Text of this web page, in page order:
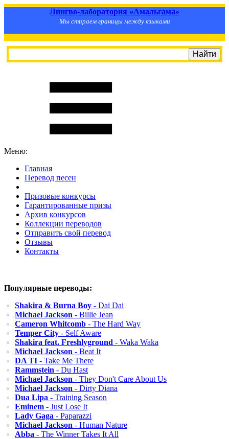
Лингво-лаборатория «Амальгама»
Мы стираем границы между языками
Меню:
Главная
Перевод песен
Призовые конкурсы
Гарантированные призы
Архив конкурсов
Коллекции переводов
Отправить свой перевод
Отзывы
Контакты
Популярные переводы:
Shakira & Burna Boy - Dai Dai
Michael Jackson - Billie Jean
Cameron Whitcomb - The Hard Way
Temper City - Self Aware
Shakira feat. Freshlyground - Waka Waka
Michael Jackson - Beat It
DA TI - Take Me There
Rammstein - Du Hast
Michael Jackson - They Don't Care About Us
Michael Jackson - Dirty Diana
Dua Lipa - Training Season
Eminem - Just Lose It
Lady Gaga - Paparazzi
Michael Jackson - Human Nature
Abba - The Winner Takes It All